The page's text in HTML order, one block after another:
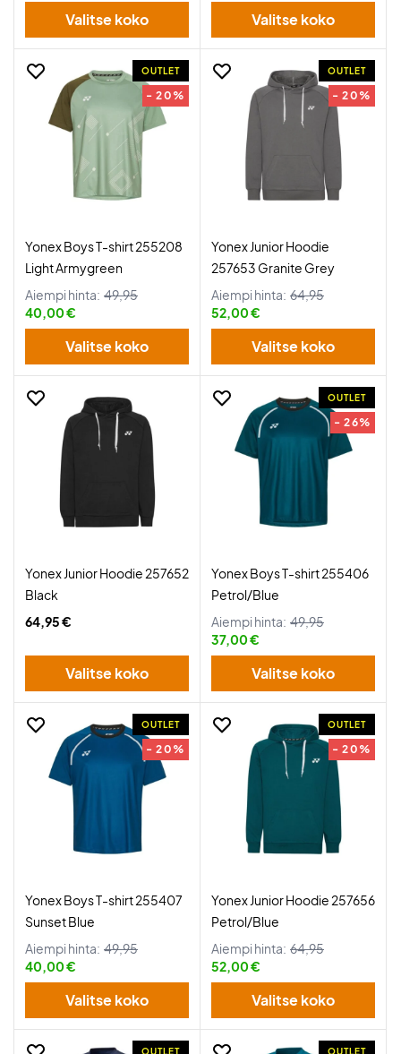
Valitse koko Valitse koko
OUTLET
- 20%
Yonex Boys T-shirt 255208
Light Armygreen
Aiempi hinta: 49,95
40,00 €
Valitse koko
OUTLET
- 20%
Yonex Junior Hoodie
257653 Granite Grey
Aiempi hinta: 64,95
52,00 €
Valitse koko
Yonex Junior Hoodie 257652
Black
64,95 €
Valitse koko
OUTLET
- 26%
Yonex Boys T-shirt 255406
Petrol/Blue
Aiempi hinta: 49,95
37,00 €
Valitse koko
OUTLET
- 20%
Yonex Boys T-shirt 255407
Sunset Blue
Aiempi hinta: 49,95
40,00 €
Valitse koko
OUTLET
- 20%
Yonex Junior Hoodie 257656
Petrol/Blue
Aiempi hinta: 64,95
52,00 €
Valitse koko
OUTLET OUTLET